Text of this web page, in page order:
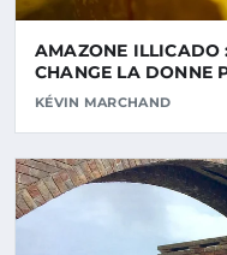
AMAZONE ILLICADO
CHANGE LA DONNE
KÉVIN MARCHAND